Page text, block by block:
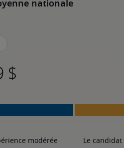
nationale
modérée
Le